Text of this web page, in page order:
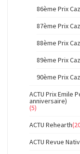
86ème Prix
87ème Prix
88ème Prix
89ème Prix
90ème Prix
ACTU Prix Emile
anniversaire)
(5)
ACTU Rehearth
ACTU Revue